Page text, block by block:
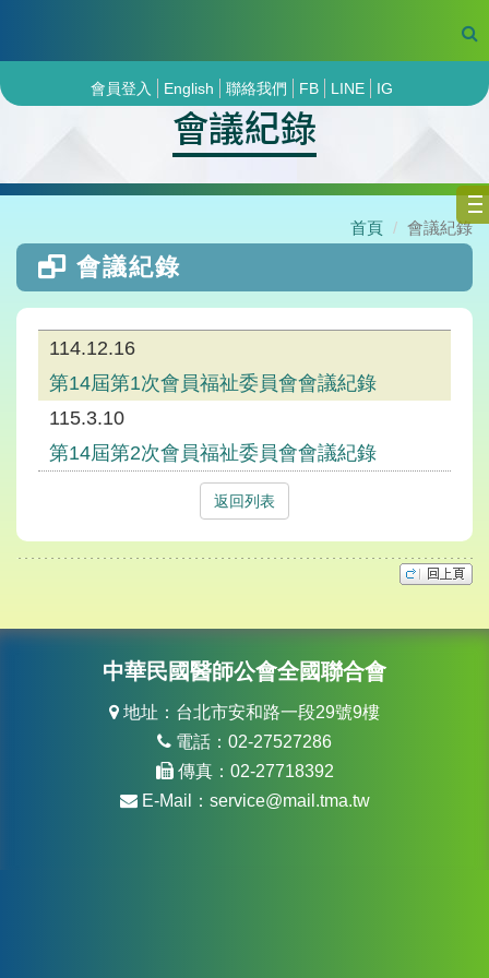
會員登入 English 聯絡我們 FB LINE IG
會議紀錄
首頁 會議紀錄
會議紀錄
114.12.16
第14屆第1次會員福祉委員會會議紀錄
115.3.10
第14屆第2次會員福祉委員會會議紀錄
返回列表
中華民國醫師公會全國聯合會
地址：台北市安和路一段29號9樓
電話：02-27527286
傳真：02-27718392
E-Mail： service@mail.tma.tw